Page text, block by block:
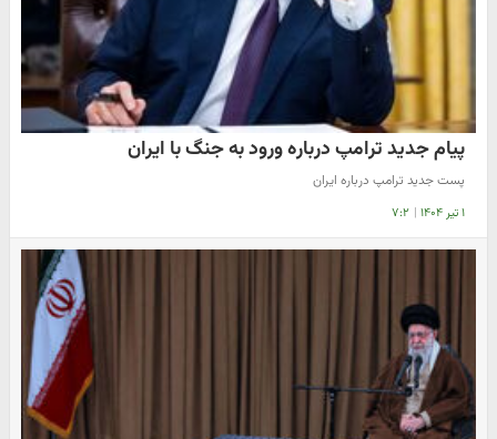
پیام جدید ترامپ درباره ورود به جنگ با ایران
پست جدید ترامپ درباره ایران
۱ تیر ۱۴۰۴ | ۷:۲